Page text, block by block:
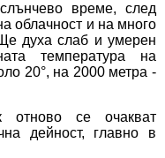
време, след
облачност и на много
духа слаб и умерен
температура на
20°, на 2000 метра -
отново се очакват
дейност, главно в